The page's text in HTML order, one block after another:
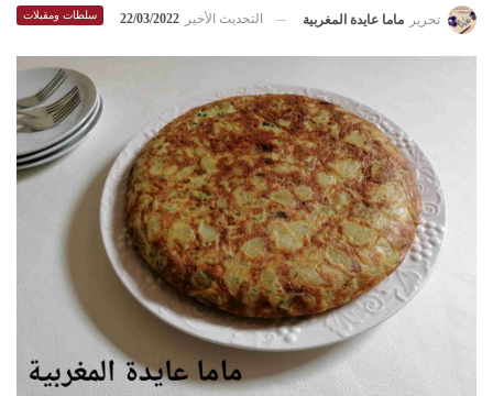
سلطات ومقبلات تحرير ماما عايدة المغربية التحديث الأخير 22/03/2022